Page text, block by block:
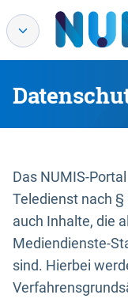
Das NUMIS-
Teledienst nach
auch Inhalte, die
Mediendienste-
sind. Hierbei